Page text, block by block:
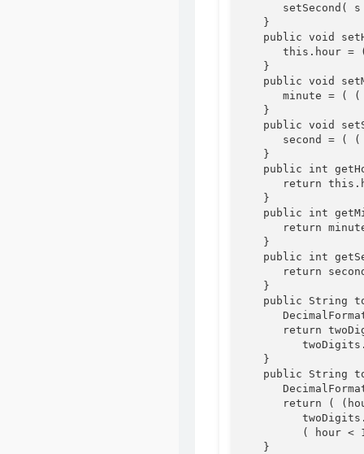
setSecond(
   }
public void
this.hour =
   }
public void
minute = (
   }
public void
second = (
   }
public int
return
   }
public int
return
   }
public int
return
   }
public String
return
   }
public String
return (
( hour <
   }